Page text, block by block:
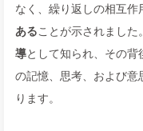
なく、繰り返しの相互作
あることが示されまし
導として知られ、その
の記憶、思考、および意
ります。